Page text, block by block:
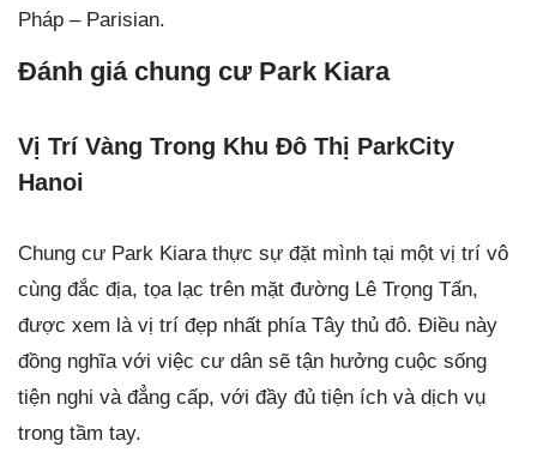
Pháp – Parisian.
Đánh giá chung cư Park Kiara
Vị Trí Vàng Trong Khu Đô Thị ParkCity
Hanoi
Chung cư Park Kiara thực sự đặt mình tại một vị trí vô
cùng đắc địa, tọa lạc trên mặt đường Lê Trọng Tấn,
được xem là vị trí đẹp nhất phía Tây thủ đô. Điều này
đồng nghĩa với việc cư dân sẽ tận hưởng cuộc sống
tiện nghi và đẳng cấp, với đầy đủ tiện ích và dịch vụ
trong tầm tay.